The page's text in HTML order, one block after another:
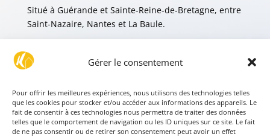
Gérer le consentement
Pour offrir les meilleures expériences, nous utilisons des technologies telles
que les cookies pour stocker et/ou accéder aux informations des appareils. Le
fait de consentir à ces technologies nous permettra de traiter des données
telles que le comportement de navigation ou les ID uniques sur ce site. Le fait
de ne pas consentir ou de retirer son consentement peut avoir un effet
Saint-Nazaire, Nantes et La Baule.
MENTIONS LÉGALES
POLITIQUE DE CONFIDENTIALITÉ